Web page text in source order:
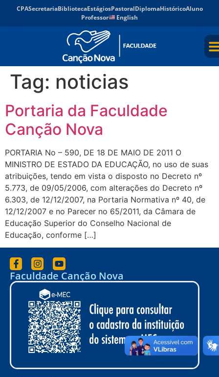
CPASecretariaBibliotecaEstágiosPastoralDiplomaHistóricoAluno
Professor
English
Tag: noticias
Portaria da Faculdade
Canção Nova
PORTARIA No – 590, DE 18 DE MAIO DE 2011 O
MINISTRO DE ESTADO DA EDUCAÇÃO, no uso de suas
atribuições, tendo em vista o disposto no Decreto nº
5.773, de 09/05/2006, com alterações do Decreto nº
6.303, de 12/12/2007, na Portaria Normativa nº 40, de
12/12/2007 e no Parecer no 65/2011, da Câmara de
Educação Superior do Conselho Nacional de
Educação, conforme […]
Faculdade Canção Nova